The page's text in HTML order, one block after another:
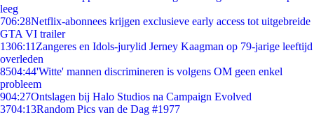
leeg
706:28Netflix-abonnees krijgen exclusieve early access tot uitgebreide
GTA VI trailer
1306:11 Zangeres en Idols-jurylid Jerney Kaagman op 79-jarige leeftijd
overleden
8504:44'Witte' mannen discrimineren is volgens OM geen enkel
probleem
904:27Ontslagen bij Halo Studios na Campaign Evolved
3704:13Random Pics van de Dag #1977